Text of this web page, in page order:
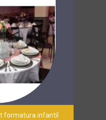
formatura infantil